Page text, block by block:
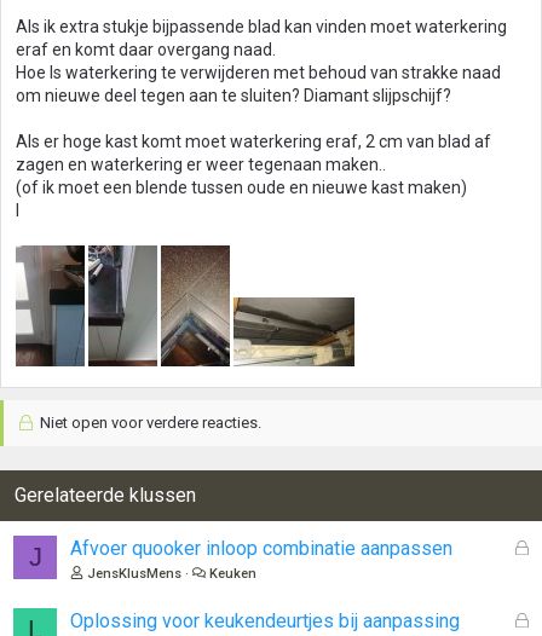
Als ik extra stukje bijpassende blad kan vinden moet waterkering
eraf en komt daar overgang naad.
Hoe Is waterkering te verwijderen met behoud van strakke naad
om nieuwe deel tegen aan te sluiten? Diamant slijpschijf?
Als er hoge kast komt moet waterkering eraf, 2 cm van blad af
zagen en waterkering er weer tegenaan maken..
(of ik moet een blende tussen oude en nieuwe kast maken)
Niet open voor verdere reacties.
Gerelateerde klussen
J
G
Afvoer quooker inloop combinatie aanpassen
JensKlusMens Keuken
L
G
Oplossing voor keukendeurtjes bij aanpassing